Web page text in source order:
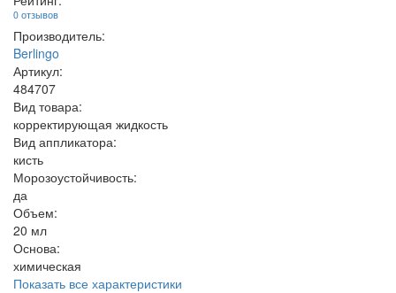
0 отзывов
Производитель:
Berlingo
Артикул:
484707
Вид товара:
корректирующая жидкость
Вид аппликатора:
кисть
Морозоустойчивость:
да
Объем:
20 мл
Основа:
химическая
Показать все характеристики